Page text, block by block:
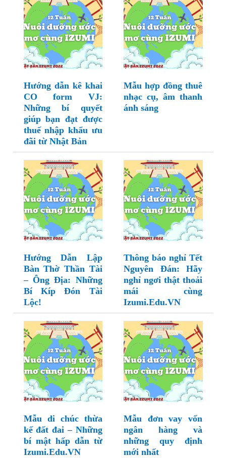
Hướng dẫn kê khai
CO form VJ:
Những bí quyết
giúp bạn đạt được
thuế nhập khẩu ưu
đãi từ Nhật Bản
Mẫu hợp đồng thuê
nhạc cụ, âm thanh
ánh sáng
Hướng Dẫn Lập
Bàn Thờ Thần Tài
– Ông Địa: Những
Bí Kíp Đón Tài
Lộc!
Thông báo nghỉ Tết
Nguyên Đán: Hãy
nghỉ ngơi thật thoải
mái cùng
Izumi.Edu.VN
Mẫu di chúc thừa
kế đất đai – Những
bí mật hấp dẫn từ
Izumi.Edu.VN
Mẫu đơn vay vốn
ngân hàng và
những quy định
mới nhất